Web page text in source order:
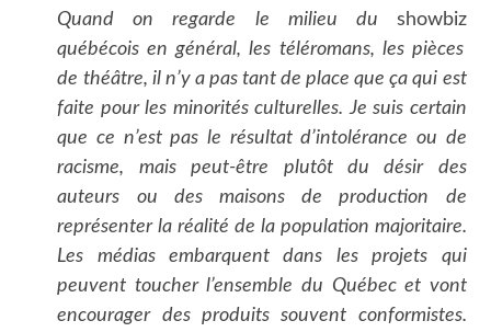
Quand on regarde le milieu du showbiz
québécois en général, les téléromans, les pièces
de théâtre, il n’y a pas tant de place que ça qui est
faite pour les minorités culturelles. Je suis certain
que ce n’est pas le résultat d’intolérance ou de
racisme, mais peut-être plutôt du désir des
auteurs ou des maisons de production de
représenter la réalité de la population majoritaire.
Les médias embarquent dans les projets qui
peuvent toucher l’ensemble du Québec et vont
encourager des produits souvent conformistes.